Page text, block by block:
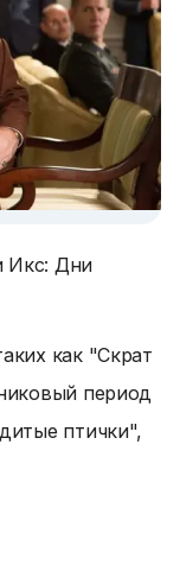
Икс: Дни
как "Скрат
период
птички",